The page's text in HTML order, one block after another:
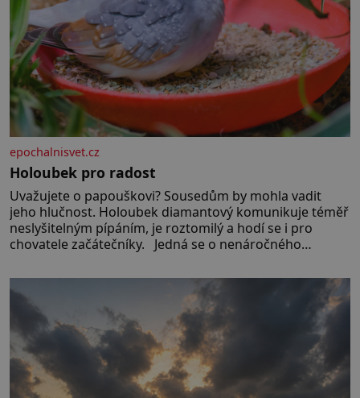
epochalnisvet.cz
Holoubek pro radost
Uvažujete o papouškovi? Sousedům by mohla vadit
jeho hlučnost. Holoubek diamantový komunikuje téměř
neslyšitelným pípáním, je roztomilý a hodí se i pro
chovatele začátečníky. Jedná se o nenáročného
času tráví na zemi, kde sbírá zbytky semínek Jeho
domovinou je prakticky celá Austrálie s výjimkou
pobřežní oblasti.